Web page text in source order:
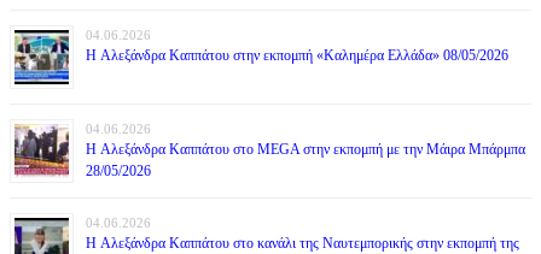
04.06.2026
H Αλεξάνδρα Καππάτου στην εκπομπή «Καλημέρα Ελλάδα» 08/05/2026
04.06.2026
H Αλεξάνδρα Καππάτου στο MEGA στην εκπομπή με την Μάιρα Mπάρμπα
28/05/2026
04.06.2026
H Αλεξάνδρα Καππάτου στο κανάλι της Ναυτεμπορικής στην εκπομπή της